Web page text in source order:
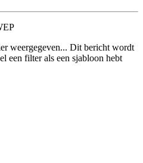
weergegeven... Dit bericht wordt
een filter als een sjabloon hebt